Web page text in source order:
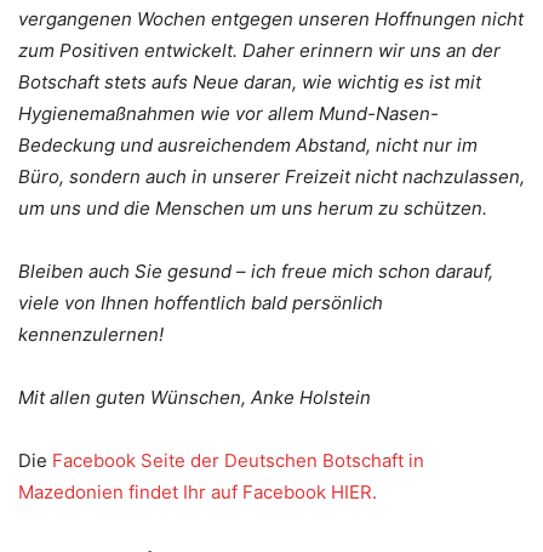
vergangenen Wochen entgegen unseren Hoffnungen nicht
zum Positiven entwickelt. Daher erinnern wir uns an der
Botschaft stets aufs Neue daran, wie wichtig es ist mit
Hygienemaßnahmen wie vor allem Mund-Nasen-
Bedeckung und ausreichendem Abstand, nicht nur im
Büro, sondern auch in unserer Freizeit nicht nachzulassen,
um uns und die Menschen um uns herum zu schützen.
Bleiben auch Sie gesund – ich freue mich schon darauf,
viele von Ihnen hoffentlich bald persönlich
kennenzulernen!
Mit allen guten Wünschen, Anke Holstein
Die Facebook Seite der Deutschen Botschaft in
Mazedonien findet Ihr auf Facebook HIER.